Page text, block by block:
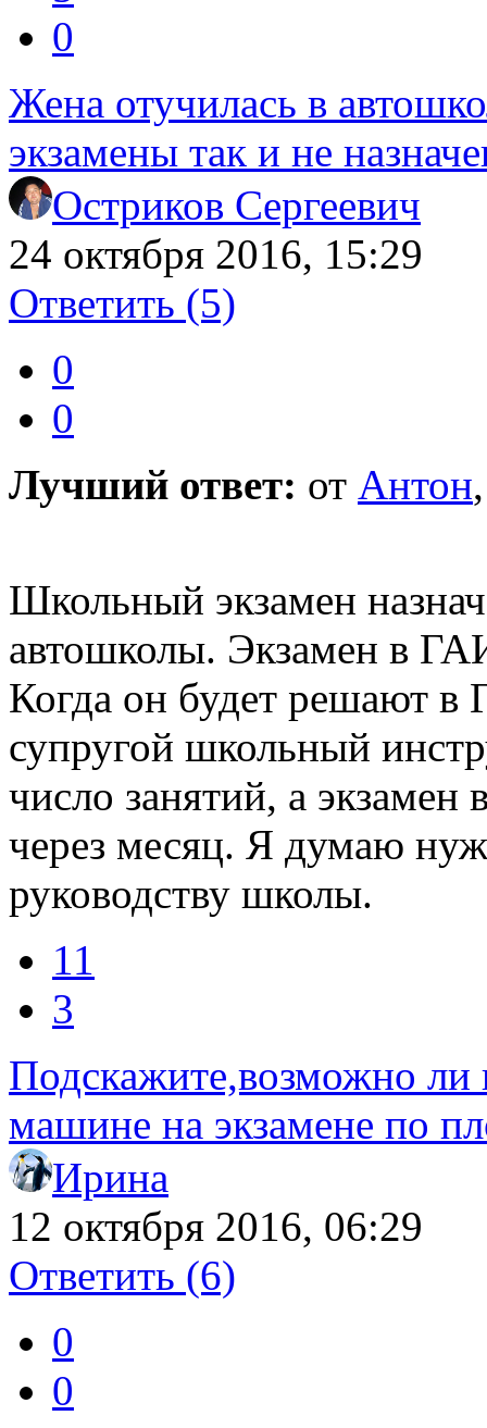
0
Жена отучилась в
экзамены так и не
Остриков Сергеевич
24 октября 2016, 15:29
Ответить (5)
0
0
Лучший ответ: от Антон
Школьный экзамен
автошколы. Экзамен в
Когда он будет решают в
супругой школьный
число занятий, а
через месяц. Я думаю
руководству школы.
11
3
Подскажите,возможно ли
машине на экзамене по
Ирина
12 октября 2016, 06:29
Ответить (6)
0
0